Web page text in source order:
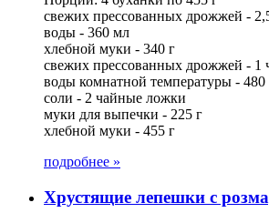
свежих прессованных дрожжей -
воды - 360 мл
хлебной муки - 340 г
свежих прессованных дрожжей - 1
воды комнатной температуры -
соли - 2 чайные ложки
муки для выпечки - 225 г
хлебной муки - 455 г
подробнее »
Хрустящие лепешки с